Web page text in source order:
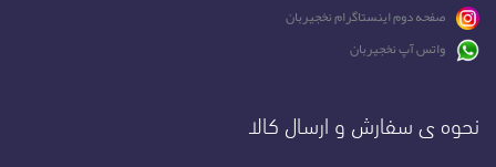
صفحه دوم اینستاگرام نخجیربان
واتس آپ نخجیربان
نحوه ی سفارش و ارسال کالا